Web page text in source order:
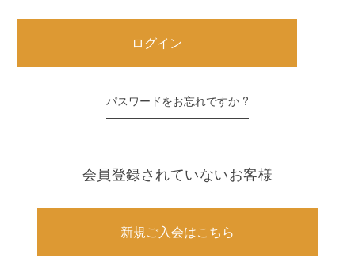
パスワードをお忘れですか ?
会員登録されていないお客様
新規ご入会はこちら